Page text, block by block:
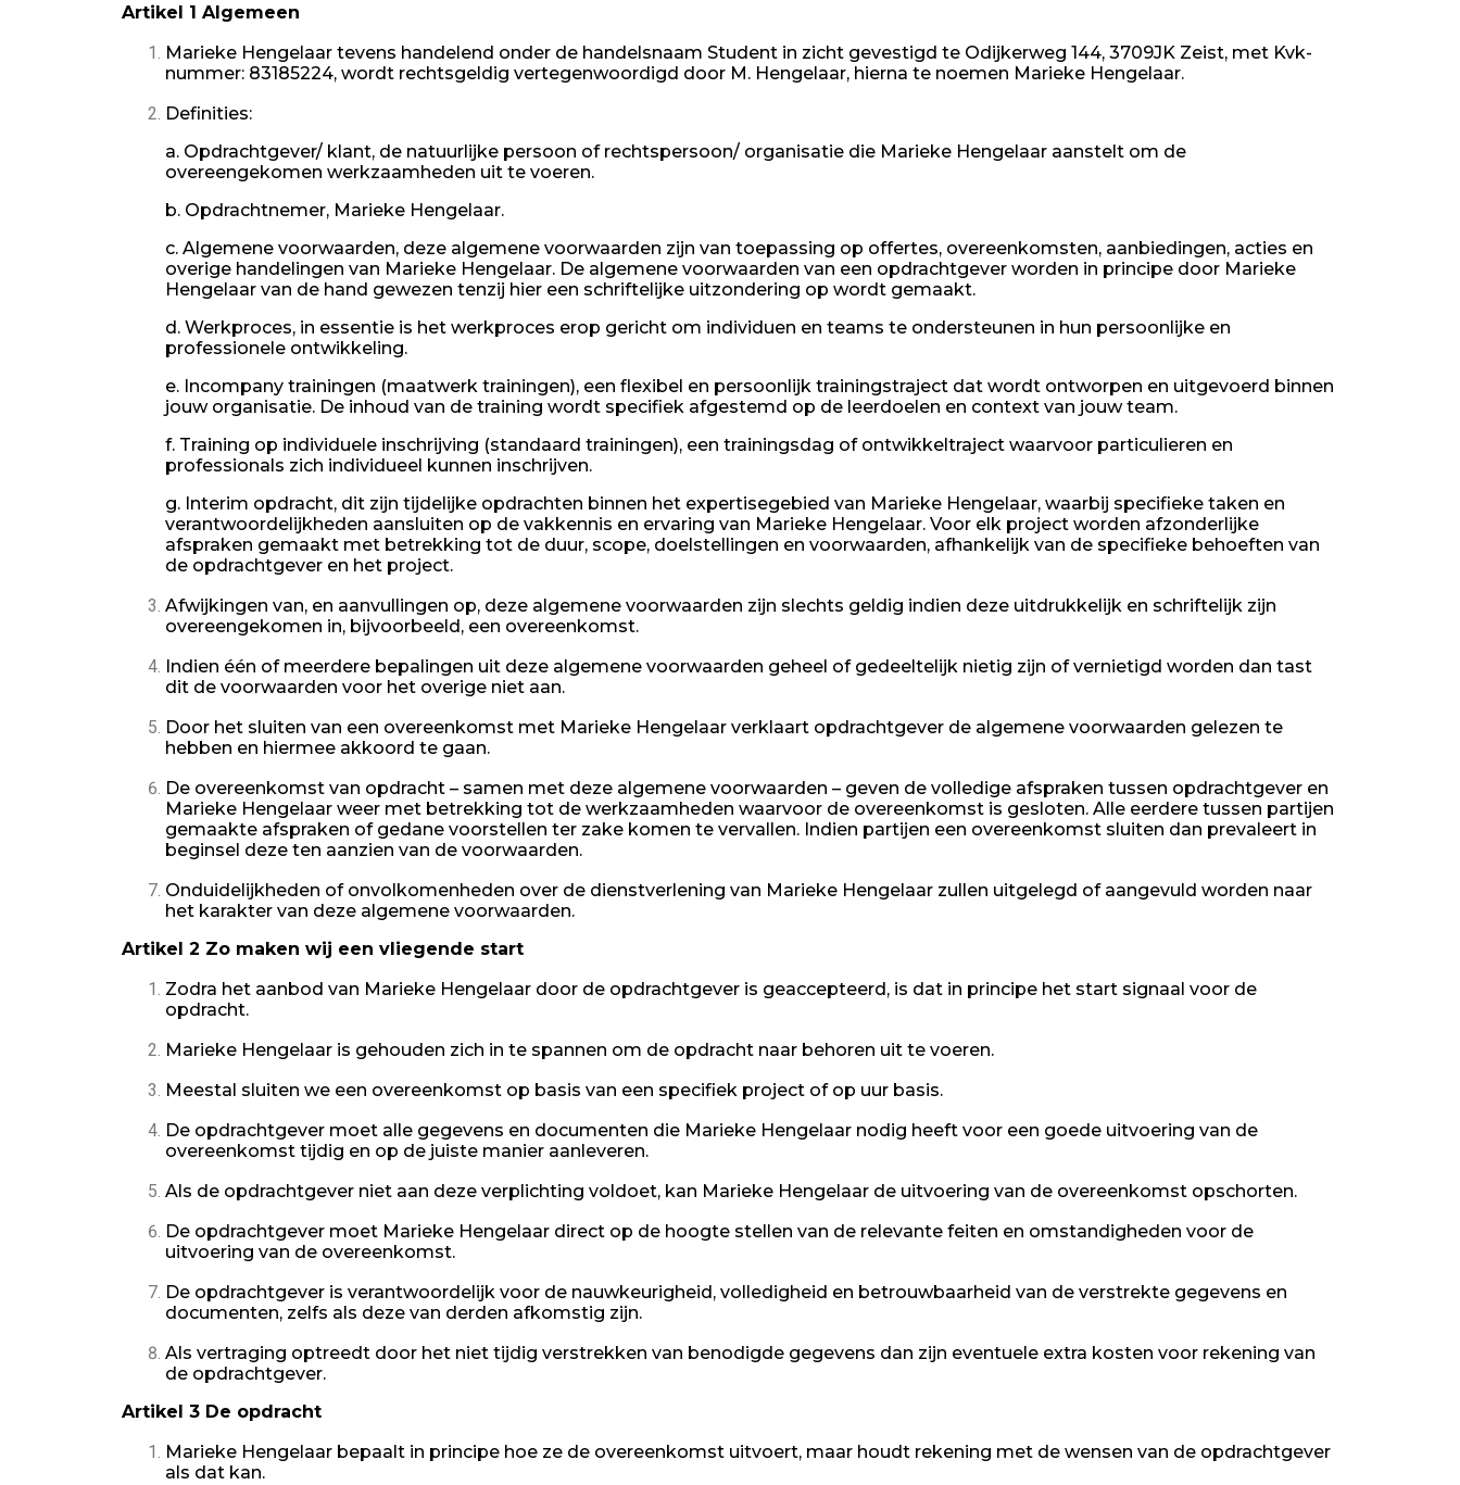
Artikel 1 Algemeen
Marieke Hengelaar tevens handelend onder de handelsnaam Student in zicht gevestigd te Odijkerweg 144, 3709JK Zeist, met Kvk-
nummer: 83185224, wordt rechtsgeldig vertegenwoordigd door M. Hengelaar, hierna te noemen Marieke Hengelaar.
Definities:
a. Opdrachtgever/ klant, de natuurlijke persoon of rechtspersoon/ organisatie die Marieke Hengelaar aanstelt om de
overeengekomen werkzaamheden uit te voeren.
b. Opdrachtnemer, Marieke Hengelaar.
c. Algemene voorwaarden, deze algemene voorwaarden zijn van toepassing op offertes, overeenkomsten, aanbiedingen, acties en
overige handelingen van Marieke Hengelaar. De algemene voorwaarden van een opdrachtgever worden in principe door Marieke
Hengelaar van de hand gewezen tenzij hier een schriftelijke uitzondering op wordt gemaakt.
d. Werkproces, in essentie is het werkproces erop gericht om individuen en teams te ondersteunen in hun persoonlijke en
professionele ontwikkeling.
e. Incompany trainingen (maatwerk trainingen), een flexibel en persoonlijk trainingstraject dat wordt ontworpen en uitgevoerd binnen
jouw organisatie. De inhoud van de training wordt specifiek afgestemd op de leerdoelen en context van jouw team.
f. Training op individuele inschrijving (standaard trainingen), een trainingsdag of ontwikkeltraject waarvoor particulieren en
professionals zich individueel kunnen inschrijven.
g. Interim opdracht, dit zijn tijdelijke opdrachten binnen het expertisegebied van Marieke Hengelaar, waarbij specifieke taken en
verantwoordelijkheden aansluiten op de vakkennis en ervaring van Marieke Hengelaar. Voor elk project worden afzonderlijke
afspraken gemaakt met betrekking tot de duur, scope, doelstellingen en voorwaarden, afhankelijk van de specifieke behoeften van
de opdrachtgever en het project.
Afwijkingen van, en aanvullingen op, deze algemene voorwaarden zijn slechts geldig indien deze uitdrukkelijk en schriftelijk zijn
overeengekomen in, bijvoorbeeld, een overeenkomst.
Indien één of meerdere bepalingen uit deze algemene voorwaarden geheel of gedeeltelijk nietig zijn of vernietigd worden dan tast
dit de voorwaarden voor het overige niet aan.
Door het sluiten van een overeenkomst met Marieke Hengelaar verklaart opdrachtgever de algemene voorwaarden gelezen te
hebben en hiermee akkoord te gaan.
De overeenkomst van opdracht – samen met deze algemene voorwaarden – geven de volledige afspraken tussen opdrachtgever en
Marieke Hengelaar weer met betrekking tot de werkzaamheden waarvoor de overeenkomst is gesloten. Alle eerdere tussen partijen
gemaakte afspraken of gedane voorstellen ter zake komen te vervallen. Indien partijen een overeenkomst sluiten dan prevaleert in
beginsel deze ten aanzien van de voorwaarden.
Onduidelijkheden of onvolkomenheden over de dienstverlening van Marieke Hengelaar zullen uitgelegd of aangevuld worden naar
het karakter van deze algemene voorwaarden.
Artikel 2 Zo maken wij een vliegende start
Zodra het aanbod van Marieke Hengelaar door de opdrachtgever is geaccepteerd, is dat in principe het start signaal voor de
opdracht.
Marieke Hengelaar is gehouden zich in te spannen om de opdracht naar behoren uit te voeren.
Meestal sluiten we een overeenkomst op basis van een specifiek project of op uur basis.
De opdrachtgever moet alle gegevens en documenten die Marieke Hengelaar nodig heeft voor een goede uitvoering van de
overeenkomst tijdig en op de juiste manier aanleveren.
Als de opdrachtgever niet aan deze verplichting voldoet, kan Marieke Hengelaar de uitvoering van de overeenkomst opschorten.
De opdrachtgever moet Marieke Hengelaar direct op de hoogte stellen van de relevante feiten en omstandigheden voor de
uitvoering van de overeenkomst.
De opdrachtgever is verantwoordelijk voor de nauwkeurigheid, volledigheid en betrouwbaarheid van de verstrekte gegevens en
documenten, zelfs als deze van derden afkomstig zijn.
Als vertraging optreedt door het niet tijdig verstrekken van benodigde gegevens dan zijn eventuele extra kosten voor rekening van
de opdrachtgever.
Artikel 3 De opdracht
Marieke Hengelaar bepaalt in principe hoe ze de overeenkomst uitvoert, maar houdt rekening met de wensen van de opdrachtgever
als dat kan.